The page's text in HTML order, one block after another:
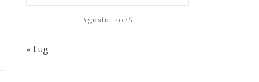
Agosto: 2026
« Lug